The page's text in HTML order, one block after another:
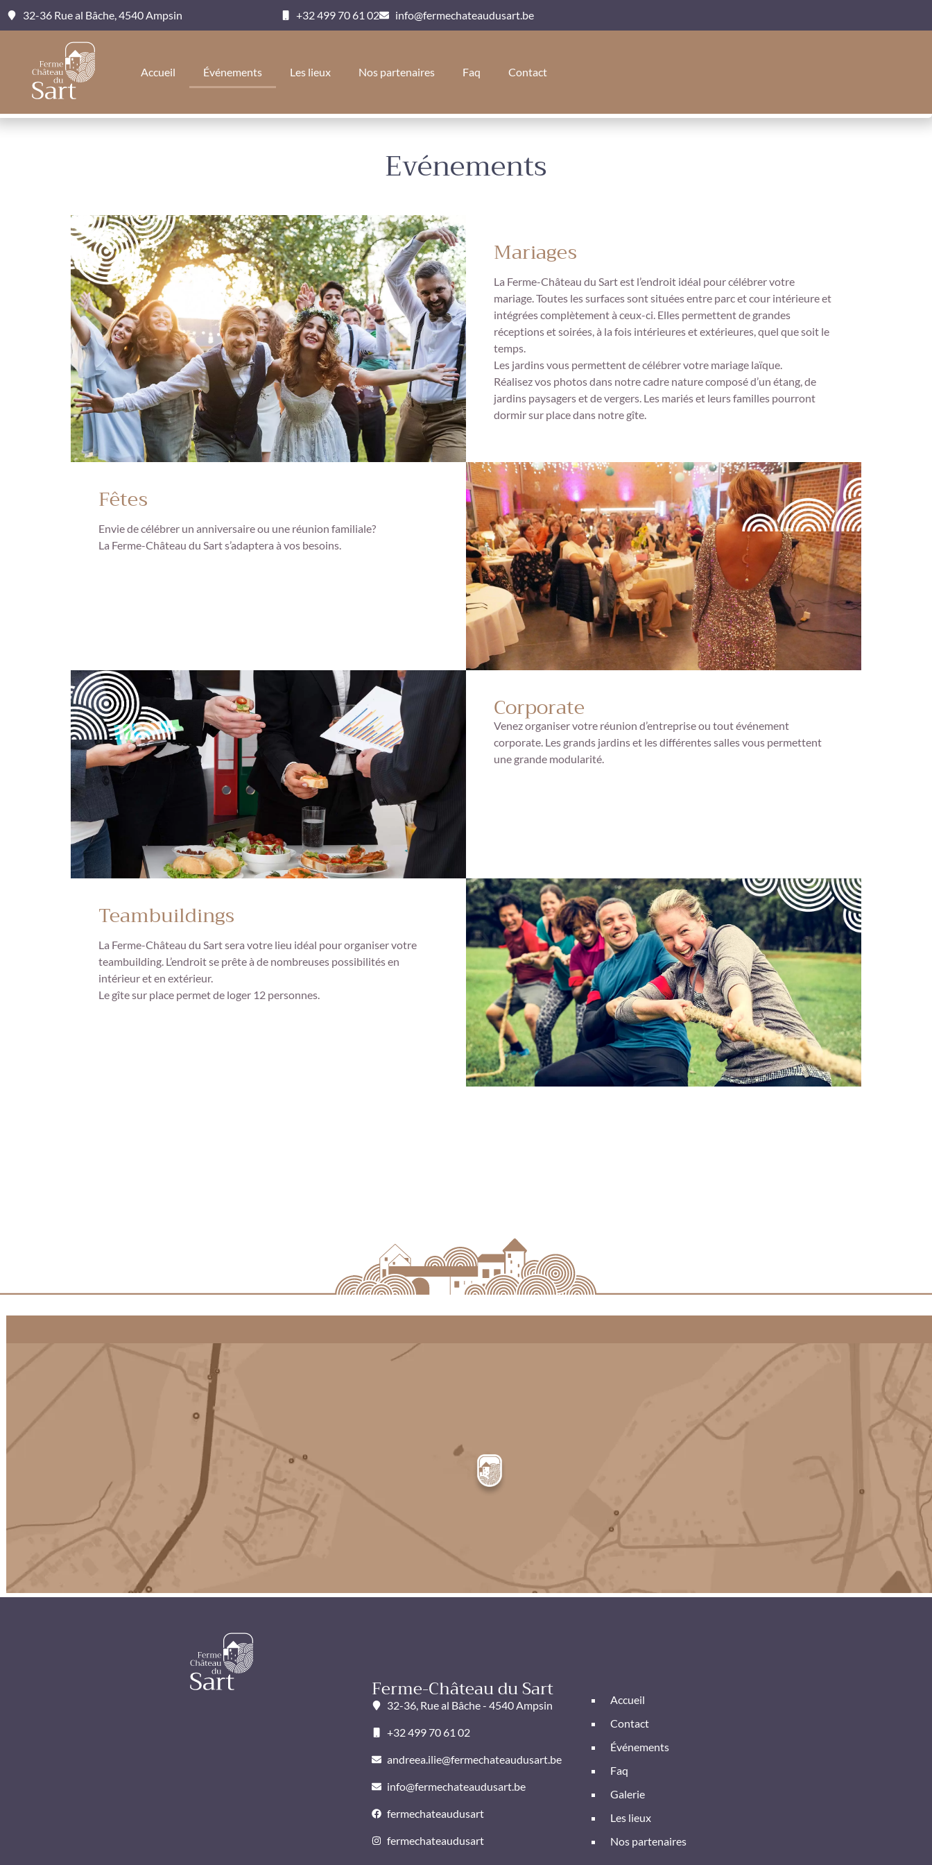
32-36 Rue al Bâche, 4540 Ampsin +32 499 70 61 02 info@fermechateaudusart.be
Accueil Événements Les lieux Nos partenaires Faq Contact
Evénements
Mariages
La Ferme-Château du Sart est l’endroit idéal pour célébrer votre
mariage. Toutes les surfaces sont situées entre parc et cour intérieure et
intégrées complètement à ceux-ci. Elles permettent de grandes
réceptions et soirées, à la fois intérieures et extérieures, quel que soit le
temps.
Les jardins vous permettent de célébrer votre mariage laïque.
Réalisez vos photos dans notre cadre nature composé d’un étang, de
jardins paysagers et de vergers. Les mariés et leurs familles pourront
dormir sur place dans notre gîte.
Fêtes
Envie de célébrer un anniversaire ou une réunion familiale?
La Ferme-Château du Sart s’adaptera à vos besoins.
Corporate
Venez organiser votre réunion d’entreprise ou tout événement
corporate. Les grands jardins et les différentes salles vous permettent
une grande modularité.
Teambuildings
La Ferme-Château du Sart sera votre lieu idéal pour organiser votre
teambuilding. L’endroit se prête à de nombreuses possibilités en
intérieur et en extérieur.
Le gîte sur place permet de loger 12 personnes.
Ferme-Château du Sart
32-36, Rue al Bâche - 4540 Ampsin
+32 499 70 61 02
andreea.ilie@fermechateaudusart.be
info@fermechateaudusart.be
fermechateaudusart
fermechateaudusart
Accueil
Contact
Événements
Faq
Galerie
Les lieux
Nos partenaires